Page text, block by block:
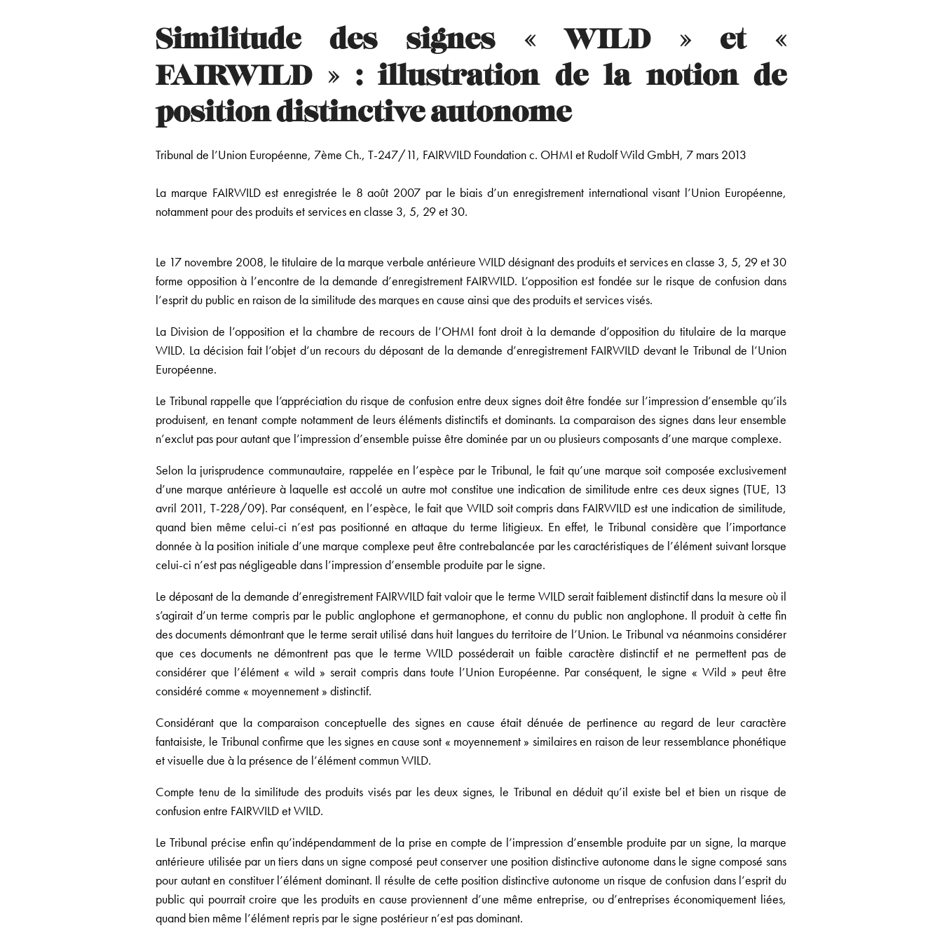
Similitude des signes « WILD » et «
FAIRWILD » : illustration de la notion de
position distinctive autonome
Tribunal de l’Union Européenne, 7ème Ch., T-247/11, FAIRWILD Foundation c. OHMI et Rudolf Wild GmbH, 7 mars 2013
La marque FAIRWILD est enregistrée le 8 août 2007 par le biais d’un enregistrement international visant l’Union Européenne,
notamment pour des produits et services en classe 3, 5, 29 et 30.
Le 17 novembre 2008, le titulaire de la marque verbale antérieure WILD désignant des produits et services en classe 3, 5, 29 et 30
forme opposition à l’encontre de la demande d’enregistrement FAIRWILD. L’opposition est fondée sur le risque de confusion dans
l’esprit du public en raison de la similitude des marques en cause ainsi que des produits et services visés.
La Division de l’opposition et la chambre de recours de l’OHMI font droit à la demande d’opposition du titulaire de la marque
WILD. La décision fait l’objet d’un recours du déposant de la demande d’enregistrement FAIRWILD devant le Tribunal de l’Union
Européenne.
Le Tribunal rappelle que l’appréciation du risque de confusion entre deux signes doit être fondée sur l’impression d’ensemble qu’ils
produisent, en tenant compte notamment de leurs éléments distinctifs et dominants. La comparaison des signes dans leur ensemble
n’exclut pas pour autant que l’impression d’ensemble puisse être dominée par un ou plusieurs composants d’une marque complexe.
Selon la jurisprudence communautaire, rappelée en l’espèce par le Tribunal, le fait qu’une marque soit composée exclusivement
d’une marque antérieure à laquelle est accolé un autre mot constitue une indication de similitude entre ces deux signes (TUE, 13
avril 2011, T-228/09). Par conséquent, en l’espèce, le fait que WILD soit compris dans FAIRWILD est une indication de similitude,
quand bien même celui-ci n’est pas positionné en attaque du terme litigieux. En effet, le Tribunal considère que l’importance
donnée à la position initiale d’une marque complexe peut être contrebalancée par les caractéristiques de l’élément suivant lorsque
celui-ci n’est pas négligeable dans l’impression d’ensemble produite par le signe.
Le déposant de la demande d’enregistrement FAIRWILD fait valoir que le terme WILD serait faiblement distinctif dans la mesure où il
s’agirait d’un terme compris par le public anglophone et germanophone, et connu du public non anglophone. Il produit à cette fin
des documents démontrant que le terme serait utilisé dans huit langues du territoire de l’Union. Le Tribunal va néanmoins considérer
que ces documents ne démontrent pas que le terme WILD posséderait un faible caractère distinctif et ne permettent pas de
considérer que l’élément « wild » serait compris dans toute l’Union Européenne. Par conséquent, le signe « Wild » peut être
considéré comme « moyennement » distinctif.
Considérant que la comparaison conceptuelle des signes en cause était dénuée de pertinence au regard de leur caractère
fantaisiste, le Tribunal confirme que les signes en cause sont « moyennement » similaires en raison de leur ressemblance phonétique
et visuelle due à la présence de l’élément commun WILD.
Compte tenu de la similitude des produits visés par les deux signes, le Tribunal en déduit qu’il existe bel et bien un risque de
confusion entre FAIRWILD et WILD.
Le Tribunal précise enfin qu’indépendamment de la prise en compte de l’impression d’ensemble produite par un signe, la marque
antérieure utilisée par un tiers dans un signe composé peut conserver une position distinctive autonome dans le signe composé sans
pour autant en constituer l’élément dominant. Il résulte de cette position distinctive autonome un risque de confusion dans l’esprit du
public qui pourrait croire que les produits en cause proviennent d’une même entreprise, ou d’entreprises économiquement liées,
quand bien même l’élément repris par le signe postérieur n’est pas dominant.